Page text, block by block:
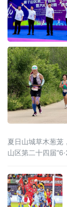
夏日山城草木葱茏
山区第二十四届
文广旅游局、市体
齐齐哈尔圣金旅游
公司专业运营。二